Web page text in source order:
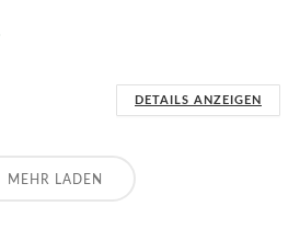
DETAILS ANZEIGEN
MEHR LADEN